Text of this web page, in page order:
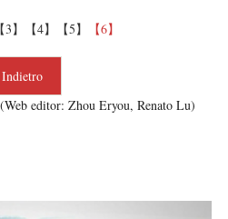
【3】 【4】 【5】 【6】
Indietro
(Web editor: Zhou Eryou, Renato Lu)